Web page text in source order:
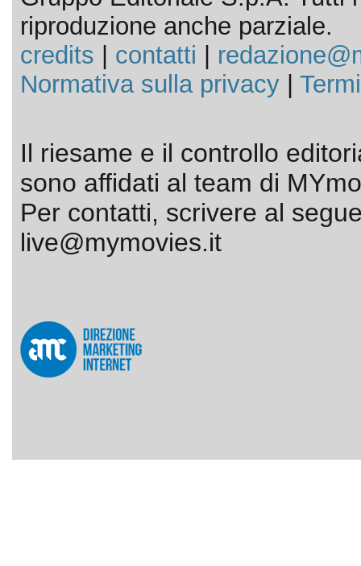
riproduzione anche parziale.
credits
contatti
Normativa sulla privacy|
Il riesame e il controllo
sono affidati al team di
Per contatti, scrivere al
live@mymovies.it